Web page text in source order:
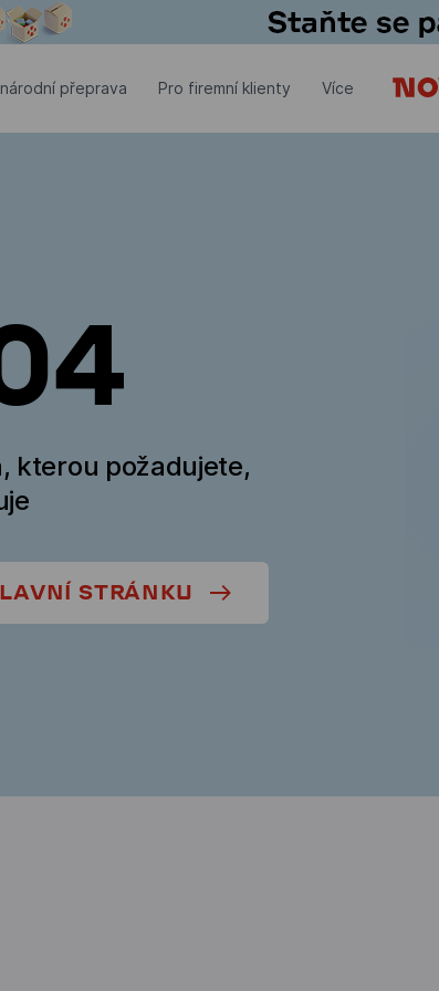
přeprava Pro firemní klienty Více
kterou požadujete,
STRÁNKU